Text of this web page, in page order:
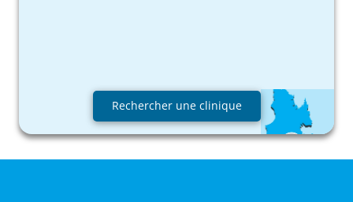
Rechercher une clinique